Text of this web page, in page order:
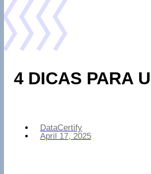
4 DICAS PARA
DataCertify
April 17, 2025